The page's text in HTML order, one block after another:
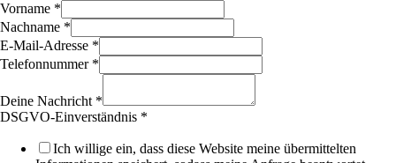
Vorname *
Nachname *
E-Mail-Adresse *
Telefonnummer *
Einverständnis
E-
Adresse
Deine Nachricht *
DSGVO-Einverständnis *
Ich willige ein, dass diese Website meine übermittelten